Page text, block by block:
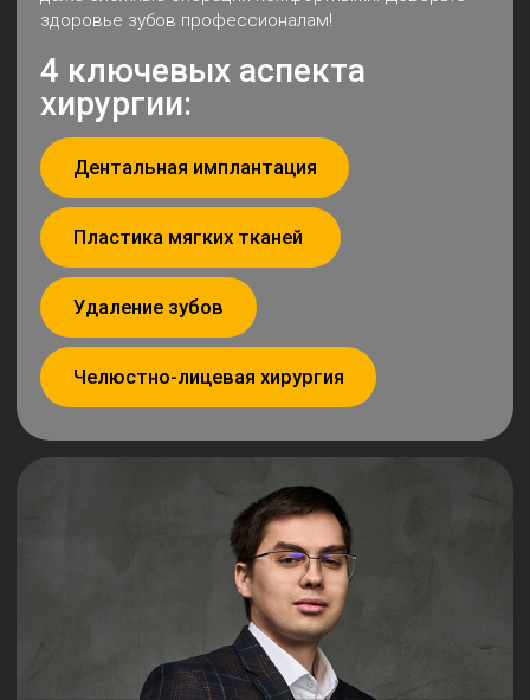
Наши преимущества
Используем безопасную анестезию последнего
поколения — вы не почувствуете даже укола.
Опытные
хирурги
Опытные хирурги — виртуозно, без боли
и с гарантией результата.
Современное
оборудование
Работаем на высокоточном оборудовании —
лечение становится быстрым, безопасным
и комфортным.